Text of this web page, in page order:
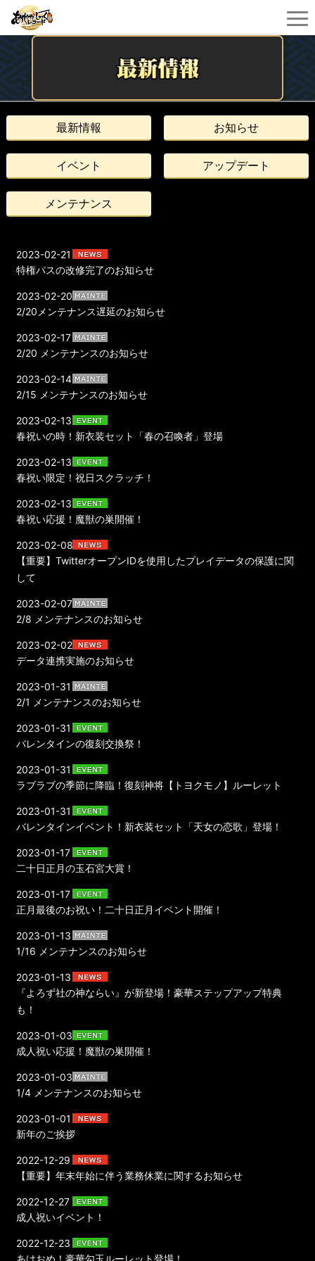
最新情報 お知らせ
イベント アップデート
メンテナンス
特権パスの改修完了のお知らせ
2023-02-21
2/20メンテナンス遅延のお知らせ
2023-02-20
2/20 メンテナンスのお知らせ
2023-02-17
2/15 メンテナンスのお知らせ
2023-02-14
春祝いの時！新衣装セット「春の召喚者」登場
2023-02-13
春祝い限定！祝日スクラッチ！
2023-02-13
春祝い応援！魔獣の巣開催！
2023-02-13
【重要】TwitterオープンIDを使用したプレイデータの保護に関
して
2023-02-08
2/8 メンテナンスのお知らせ
2023-02-07
データ連携実施のお知らせ
2023-02-02
2/1 メンテナンスのお知らせ
2023-01-31
バレンタインの復刻交換祭！
2023-01-31
ラブラブの季節に降臨！復刻神将【トヨクモノ】ルーレット
2023-01-31
バレンタインイベント！新衣装セット「天女の恋歌」登場！
2023-01-31
二十日正月の玉石宮大賞！
2023-01-17
正月最後のお祝い！二十日正月イベント開催！
2023-01-17
1/16 メンテナンスのお知らせ
2023-01-13
『よろず社の神ならい』が新登場！豪華ステップアップ特典
も！
2023-01-13
成人祝い応援！魔獣の巣開催！
2023-01-03
1/4 メンテナンスのお知らせ
2023-01-03
新年のご挨拶
2023-01-01
【重要】年末年始に伴う業務休業に関するお知らせ
2022-12-29
成人祝いイベント！
2022-12-27
あけおめ！豪華勾玉ルーレット登場！
2022-12-23